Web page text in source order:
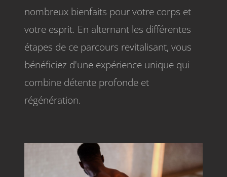
nombreux bienfaits pour votre corps et
votre esprit. En alternant les différentes
étapes de ce parcours revitalisant, vous
bénéficiez d'une expérience unique qui
combine détente profonde et
régénération.